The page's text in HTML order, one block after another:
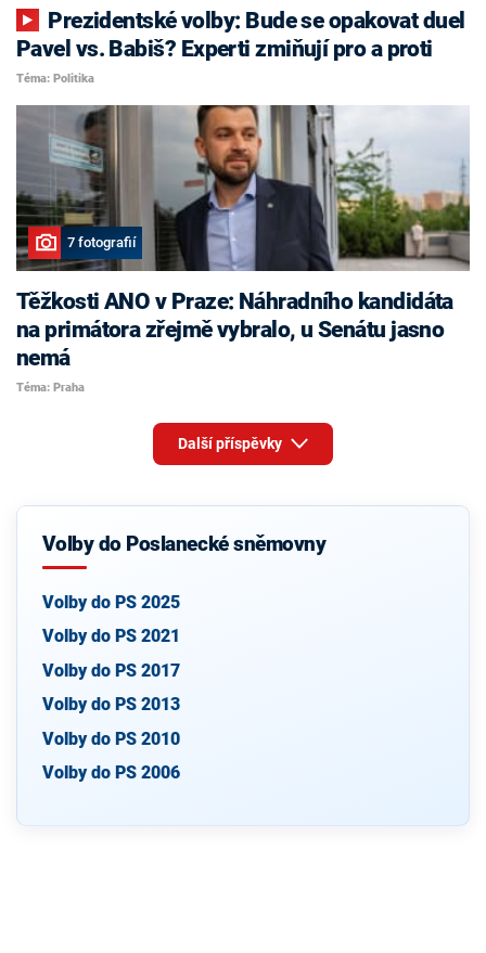
Pavel vs. Babiš? Experti zmiňují pro a proti
Téma: Politika
7 fotografií
Těžkosti ANO v Praze: Náhradního kandidáta
na primátora zřejmě vybralo, u Senátu jasno
nemá
Téma: Praha
Další příspěvky
Volby do Poslanecké sněmovny
Volby do PS 2025
Volby do PS 2021
Volby do PS 2017
Volby do PS 2013
Volby do PS 2010
Volby do PS 2006